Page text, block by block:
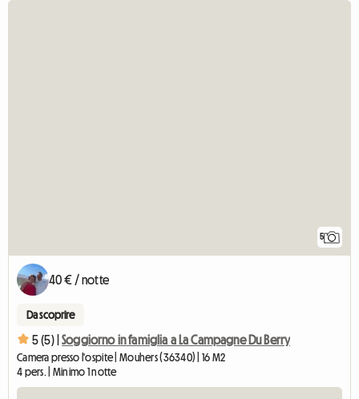
5
40 € / notte
Da scoprire
5 (5) | Soggiorno in famiglia a La Campagne Du Berry
Camera presso l'ospite | Mouhers (36340) | 16 M2
4 pers. | Minimo 1 notte